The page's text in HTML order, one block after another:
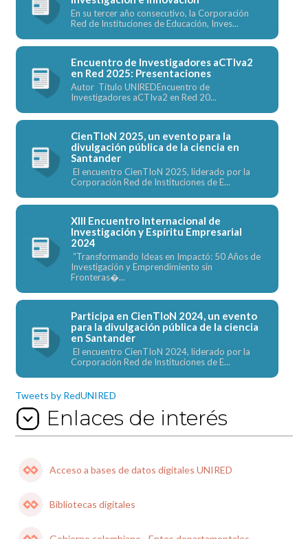
En su tercer año consecutivo, la Corporación
Red de Instituciones de Educación, Inves...
Encuentro de Investigadores aCTIva2
en Red 2025: Presentaciones
Autor Título UNIREDEncuentro de
Investigadores aCTIva2 en Red 20...
CienTIoN 2025, un evento para la
divulgación pública de la ciencia en
Santander
El encuentro CienTIoN 2025, liderado por la
Corporación Red de Instituciones de E...
XIII Encuentro Internacional de
Investigación y Espíritu Empresarial
2024
“Transformando Ideas en Impactó: 50 Años de
Investigación y Emprendimiento sin
Fronteras�...
Participa en CienTIoN 2024, un evento
para la divulgación pública de la ciencia
en Santander
El encuentro CienTIoN 2024, liderado por la
Corporación Red de Instituciones de E...
Tweets by RedUNIRED
Enlaces de interés
Acceso a bases de datos digitales UNIRED
Bibliotecas digitales